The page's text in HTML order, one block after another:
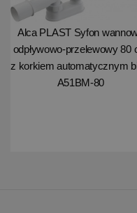
Alca PLAST Syfon
odpływowo-przelewowy 80
z korkiem automatycznym
A51BM-80